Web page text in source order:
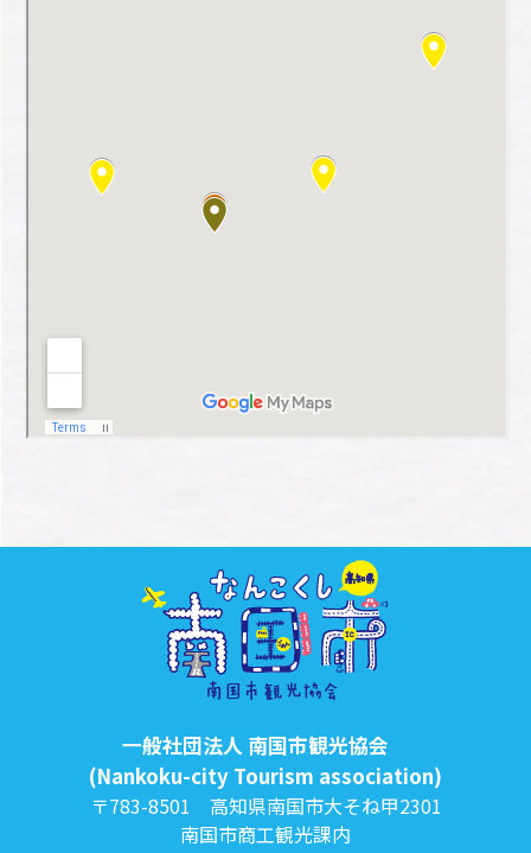
一般社団法人 南国市観光協会
(Nankoku-city Tourism association)
〒783-8501 高知県南国市大そね甲2301
南国市商工観光課内